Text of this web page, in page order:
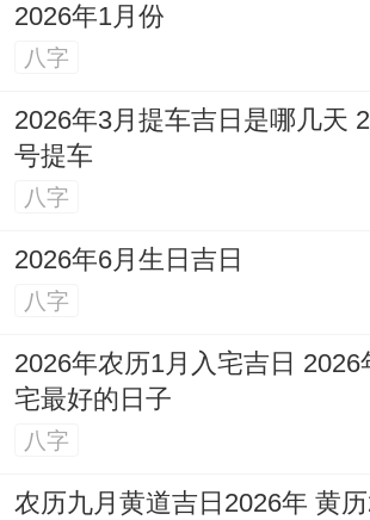
2026年1月份
八字
2026年3月提车吉日是哪几天
号提车
八字
2026年6月生日吉日
八字
2026年农历1月入宅吉日 2026
宅最好的日子
八字
农历九月黄道吉日2026年 黄